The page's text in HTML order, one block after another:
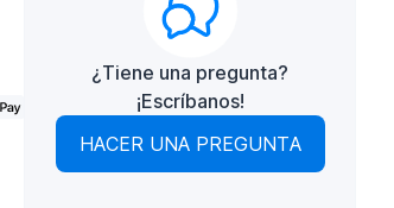
¿Tiene una pregunta?
¡Escríbanos!
HACER UNA PREGUNTA